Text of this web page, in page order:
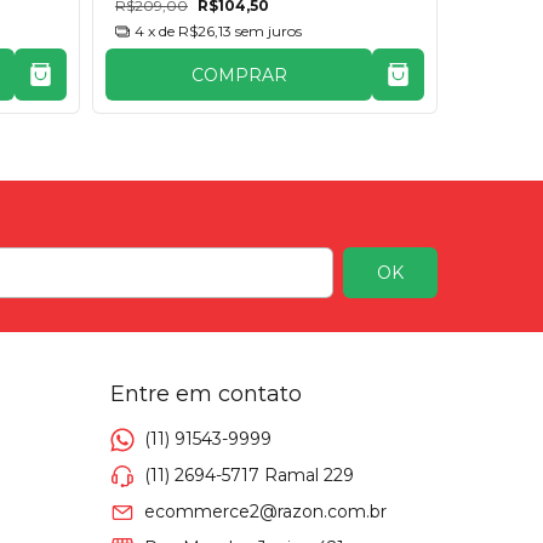
R$209,00 R$104,50
4 x de R$26,13 sem juros
COMPRAR
Entre em contato
(11) 91543-9999
(11) 2694-5717 Ramal 229
ecommerce2@razon.com.br